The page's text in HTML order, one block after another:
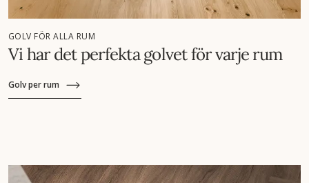
GOLV FÖR ALLA RUM
Vi har det perfekta golvet för varje rum
Golv per rum